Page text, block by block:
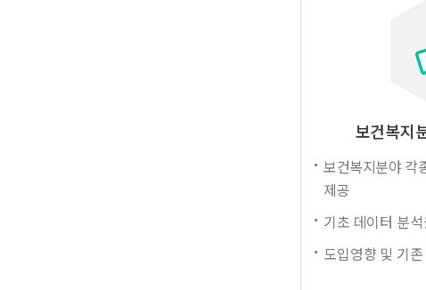
보건복지
보건복지분야 각
제공
기초 데이터 분
도입영향 및 기